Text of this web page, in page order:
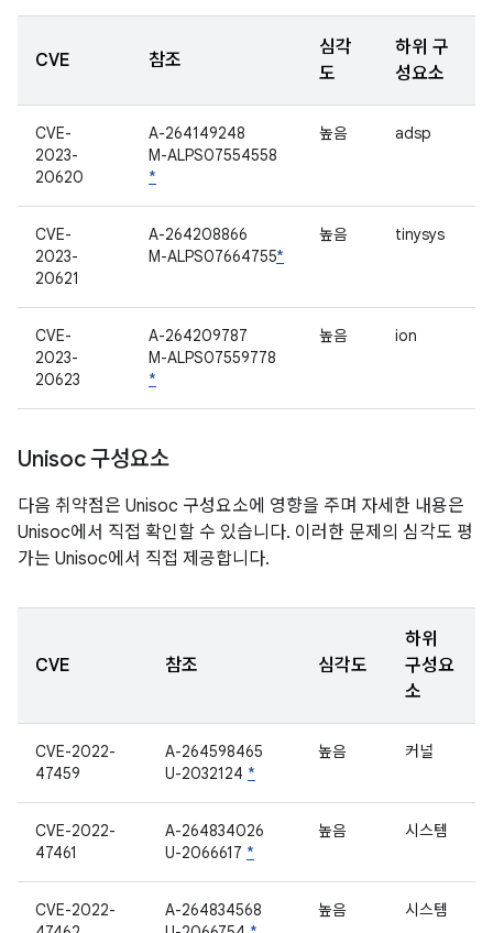
CVE 참조
심각
도
하위 구
성요소
CVE-
2023-
20620
A-264149248
M-ALPS07554558
*
높음 adsp
CVE-
2023-
20621
A-264208866
M-ALPS07664755*
높음 tinysys
CVE-
2023-
20623
A-264209787
M-ALPS07559778
*
높음 ion
Unisoc 구성요소
다음 취약점은 Unisoc 구성요소에 영향을 주며 자세한 내용은
Unisoc에서 직접 확인할 수 있습니다. 이러한 문제의 심각도 평
가는 Unisoc에서 직접 제공합니다.
CVE 참조 심각도
하위
구성요
소
CVE-2022-
47459
A-264598465
U-2032124 *
높음 커널
CVE-2022-
47461
A-264834026
U-2066617 *
높음 시스템
CVE-2022-
A-264834568
높음 시스템